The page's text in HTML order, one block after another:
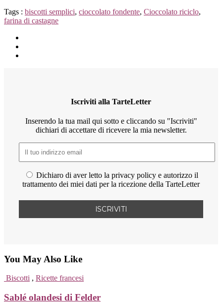
Tags : biscotti semplici, cioccolato fondente, Cioccolato riciclo,
farina di castagne
Iscriviti alla TarteLetter
Inserendo la tua mail qui sotto e cliccando su "Iscriviti"
dichiari di accettare di ricevere la mia newsletter.
Dichiaro di aver letto la privacy policy e autorizzo il
trattamento dei miei dati per la ricezione della TarteLetter
You May Also Like
Biscotti , Ricette francesi
Sablé olandesi di Felder